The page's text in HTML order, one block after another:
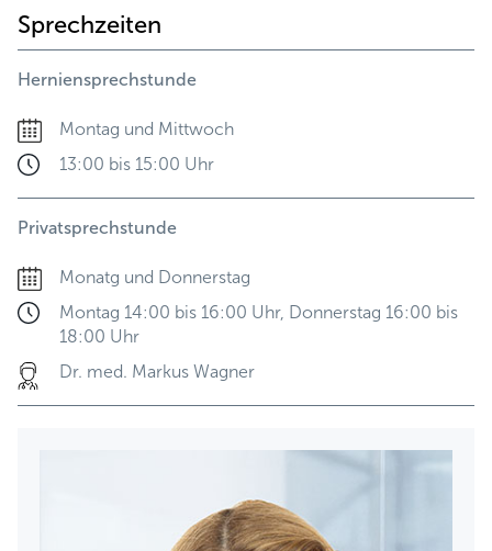
Sprechzeiten
Herniensprechstunde
Montag und Mittwoch
13:00 bis 15:00 Uhr
Privatsprechstunde
Monatg und Donnerstag
Montag 14:00 bis 16:00 Uhr, Donnerstag 16:00 bis
18:00 Uhr
Dr. med. Markus Wagner